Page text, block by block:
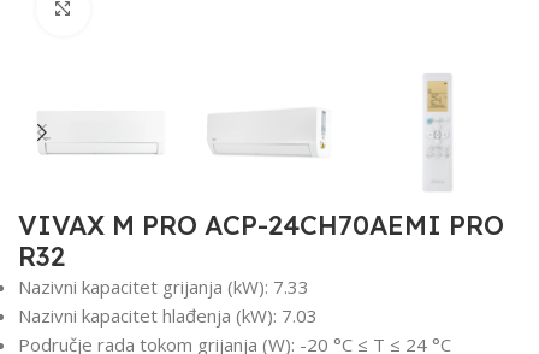
VIVAX M PRO ACP-24CH70AEMI PRO
R32
Nazivni kapacitet grijanja (kW): 7.33
Nazivni kapacitet hlađenja (kW): 7.03
Područje rada tokom grijanja (W): -20 °C ≤ T ≤ 24 °C